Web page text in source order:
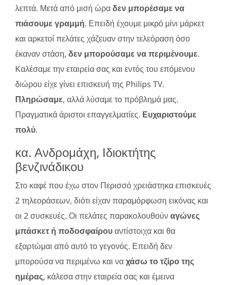
λεπτά. Μετά από μισή ώραδεν μπορέσαμε να
πιάσουμε γραμμή. Επειδή έχουμε μικρό μίνι μάρκετ
και αρκετοί πελάτες χάζευαν στην τελεόραση όσο
έκαναν στάση, δεν μπορούσαμε να περιμένουμε.
Καλέσαμε την εταιρεία σας και εντός του επόμενου
διώρου είχε γίνει επισκευή της Philips TV.
Πληρώσαμε, αλλά λύσαμε το πρόβλημά μας.
Πραγματικά άριστοι επαγγελματίες. Ευχαριστούμε
πολύ.
κα. Ανδρομάχη, Ιδιοκτήτης
βενζινάδικου
Στο καφέ που έχω στον Περισσό χρειάστηκα επισκευές
2 τηλεοράσεων, διότι είχαν παραμόρφωση εικόνας και
οι 2 συσκευές. Οι πελάτες παρακολουθούναγώνες
μπάσκετ ή ποδοσφαίρουαντίστοιχα και θα
εξαρτώμαι από αυτό το γεγονός. Επειδή δεν
μπορούσα να περιμένω και ναχάσω το τζίρο της
ημέρας, κάλεσα στην εταιρεία σας και έμεινα